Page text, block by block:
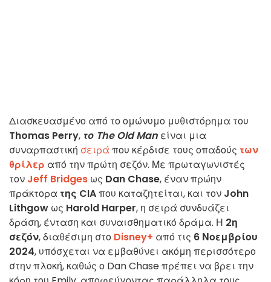
Διασκευασμένο από το ομώνυμο μυθιστόρημα του
Thomas Perry, το The Old Man είναι μια
συναρπαστική σειρά που κέρδισε τους οπαδούς των
θρίλερ από την πρώτη σεζόν. Με πρωταγωνιστές
τον Jeff Bridges ως Dan Chase, έναν πρώην
πράκτορα της CIAπου καταζητείται, και τον John
Lithgow ως Harold Harper, η σειρά συνδυάζει
δράση, ένταση και συναισθηματικό δράμα. Η 2η
σεζόν, διαθέσιμη στο Disney+ από τις 6 Νοεμβρίου
2024, υπόσχεται να εμβαθύνει ακόμη περισσότερο
στην πλοκή, καθώς ο Dan Chase πρέπει να βρει την